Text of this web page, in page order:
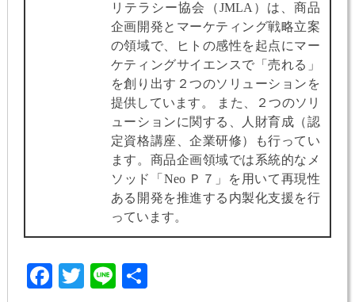
リテラシー協会（JMLA）は、商品
企画開発とマーケティング戦略立案
の領域で、ヒトの感性を起点にマー
ケティングサイエンスで「売れる」
を創り出す２つのソリューションを
提供しています。 また、２つのソリ
ューションに関する、人財育成（認
定資格講座、企業研修）も行ってい
ます。商品企画領域では系統的なメ
ソッド「Neo Ｐ７」を用いて再現性
ある開発を推進する内製化支援を行
っています。
Facebook
Twitter
Line